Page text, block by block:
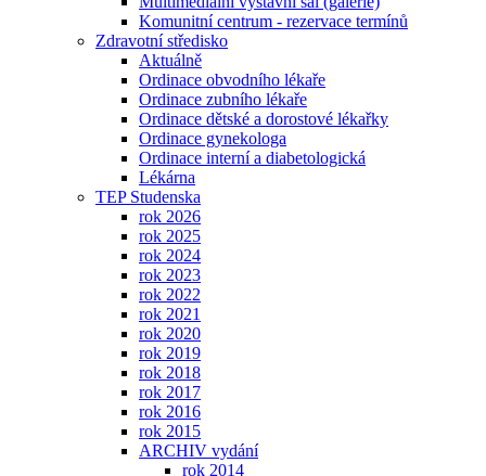
Komunitní centrum - rezervace termínů
Zdravotní středisko
Aktuálně
Ordinace obvodního lékaře
Ordinace zubního lékaře
Ordinace dětské a dorostové lékařky
Ordinace gynekologa
Ordinace interní a diabetologická
Lékárna
TEP Studenska
rok 2026
rok 2025
rok 2024
rok 2023
rok 2022
rok 2021
rok 2020
rok 2019
rok 2018
rok 2017
rok 2016
rok 2015
ARCHIV vydání
rok 2014